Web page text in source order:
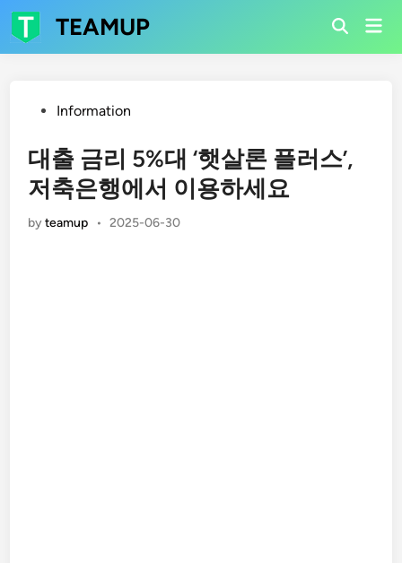
Skip
to
content
TEAMUP
Open
PostedInformation
대출 금리 5%대 ‘햇살론 플러스’,
저축은행에서 이용하세요
byteamup • 2025-06-30